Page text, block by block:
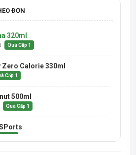
ĐƠN
320ml
Quà Cấp 1
Zero Calorie 330ml
Cấp 1
500ml
Quà Cấp 1